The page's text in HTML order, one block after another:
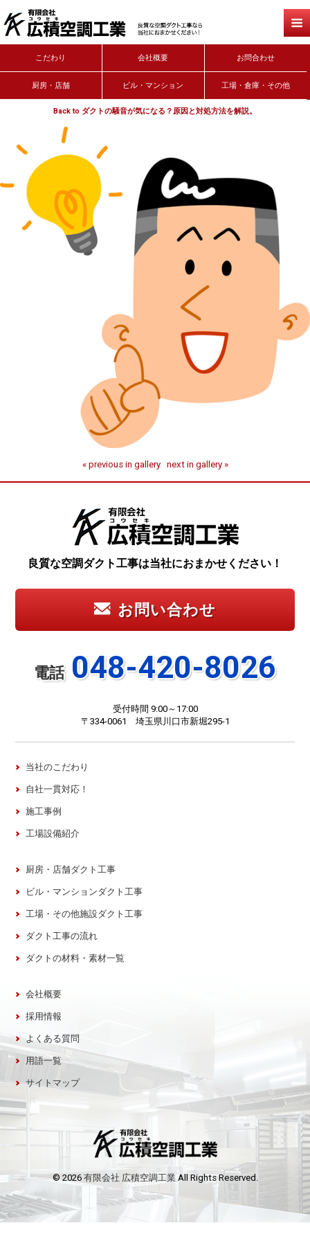
こだわり 会社概要 お問合わせ
厨房・店舗 ビル・マンション 工場・倉庫・その他
Back to ダクトの騒音が気になる？原因と対処方法を解説。
« previous in gallery next in gallery »
良質な空調ダクト工事は当社におまかせください！
お問い合わせ
電話 048-420-8026
受付時間 9:00～17:00
〒334-0061 埼玉県川口市新堀295-1
当社のこだわり
自社一貫対応！
施工事例
工場設備紹介
厨房・店舗ダクト工事
ビル・マンションダクト工事
工場・その他施設ダクト工事
ダクト工事の流れ
ダクトの材料・素材一覧
会社概要
採用情報
よくある質問
用語一覧
サイトマップ
© 2026 有限会社 広積空調工業All Rights Reserved.